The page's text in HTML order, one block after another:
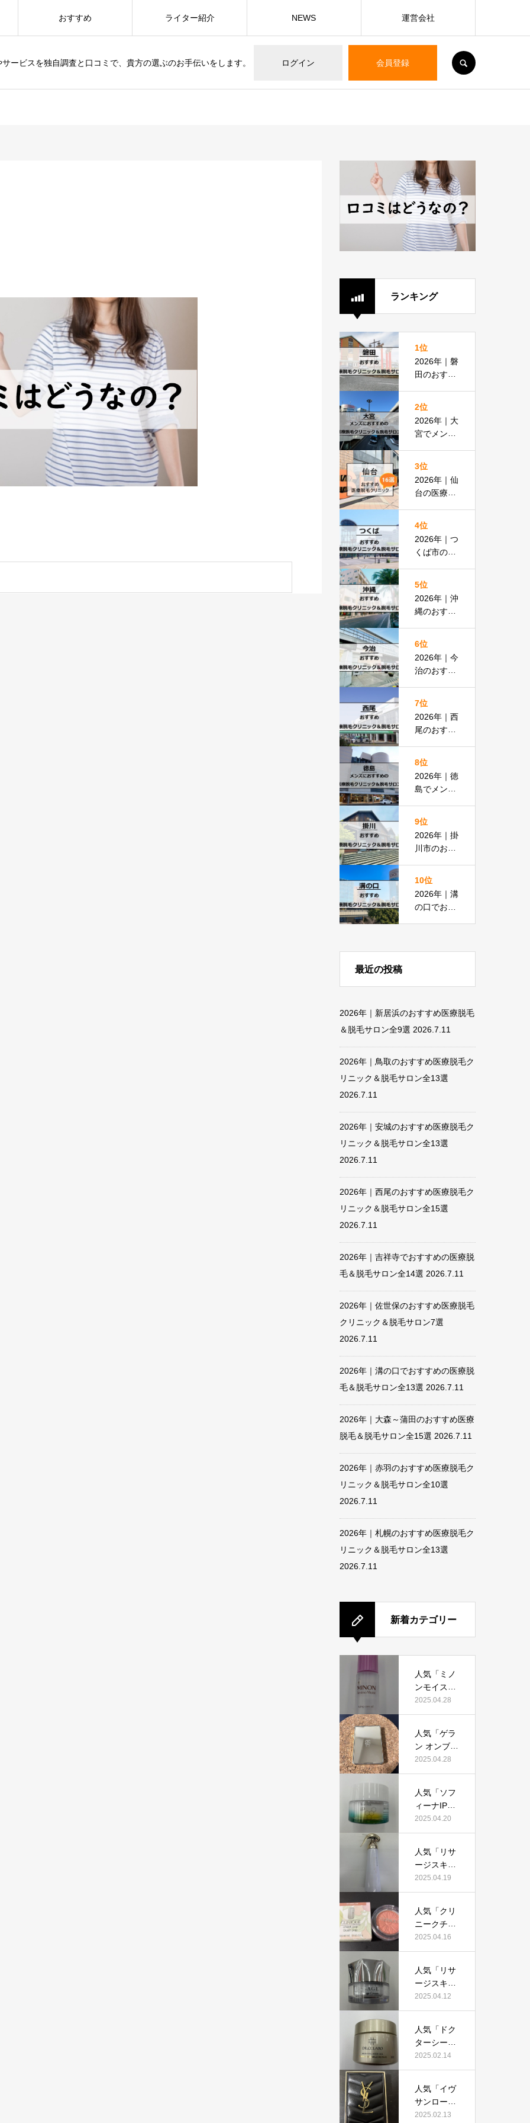
ービスを独自調査と口コミで、貴方の選ぶのお手伝いをします。 ログイン 会員登録
おすすめ ライター紹介 NEWS 運営会社
ランキング
1位
2026年｜磐
田のおすす
＆脱毛サロ
ン全8選
2位
2026年｜大
宮でメンズ
脱毛＆脱毛
サロン全16
選
3位
2026年｜仙
台の医療脱
払いOKの
安い医院も
紹介
4位
2026年｜つ
くば市のお
サロン全13
選
5位
2026年｜沖
縄のおすす
ン全19選
6位
2026年｜今
治のおすす
＆脱毛サロ
ン全13選
7位
2026年｜西
尾のおすす
＆脱毛サロ
ン全15選
8位
2026年｜徳
島でメンズ
脱毛＆脱毛
サロン全15
選
9位
2026年｜掛
川市のおす
ク＆脱毛サ
ロン全11選
10位
2026年｜溝
の口でおす
最近の投稿
2026年｜新居浜のおすすめ医療脱毛
＆脱毛サロン全9選 2026.7.11
2026年｜鳥取のおすすめ医療脱毛ク
リニック＆脱毛サロン全13選
2026.7.11
2026年｜安城のおすすめ医療脱毛ク
リニック＆脱毛サロン全13選
2026.7.11
2026年｜西尾のおすすめ医療脱毛ク
リニック＆脱毛サロン全15選
2026.7.11
2026年｜吉祥寺でおすすめの医療脱
毛＆脱毛サロン全14選 2026.7.11
2026年｜佐世保のおすすめ医療脱毛
クリニック＆脱毛サロン7選
2026.7.11
2026年｜溝の口でおすすめの医療脱
毛＆脱毛サロン全13選 2026.7.11
2026年｜大森～蒲田のおすすめ医療
脱毛＆脱毛サロン全15選 2026.7.11
2026年｜赤羽のおすすめ医療脱毛ク
リニック＆脱毛サロン全10選
2026.7.11
2026年｜札幌のおすすめ医療脱毛ク
リニック＆脱毛サロン全13選
2026.7.11
新着カテゴリー
人気「ミノ
ンモイスト
エイジング
ケアオイ
当におすす
め？美容マ
ニアが実際
コミを検
証！
2025.04.28
人気「ゲラ
ン オンブル
ジェオーラ
グロウ」っ
すすめ？美
容マニアの
私が実際使
コミを検
証！
2025.04.28
人気「ソフ
ィーナIPゴ
ールデンタ
イムリペア
リーム」っ
て本当にお
すすめ？美
実際使用し
て口コミを
検証！
2025.04.20
人気「リサ
ージスキン
メインテナ
イザーD
当におすす
め？美容マ
ニアの私が
て、口コミ
を検証！
2025.04.19
人気「クリ
ニークチー
クポップ」
って本当に
美容マニア
が実際使用
して口コミ
2025.04.16
人気「リサ
ージスキン
チェンジク
リーム」っ
すすめ？美
容マニアが
実際使用し
検証！
2025.04.12
人気「ドク
ターシーラ
ボ薬用アク
アコラーゲ
リッチリン
クルリペ
ア」って本
2025.02.14
人気「イヴ
サンローラ
ン クチュー
2025.02.13